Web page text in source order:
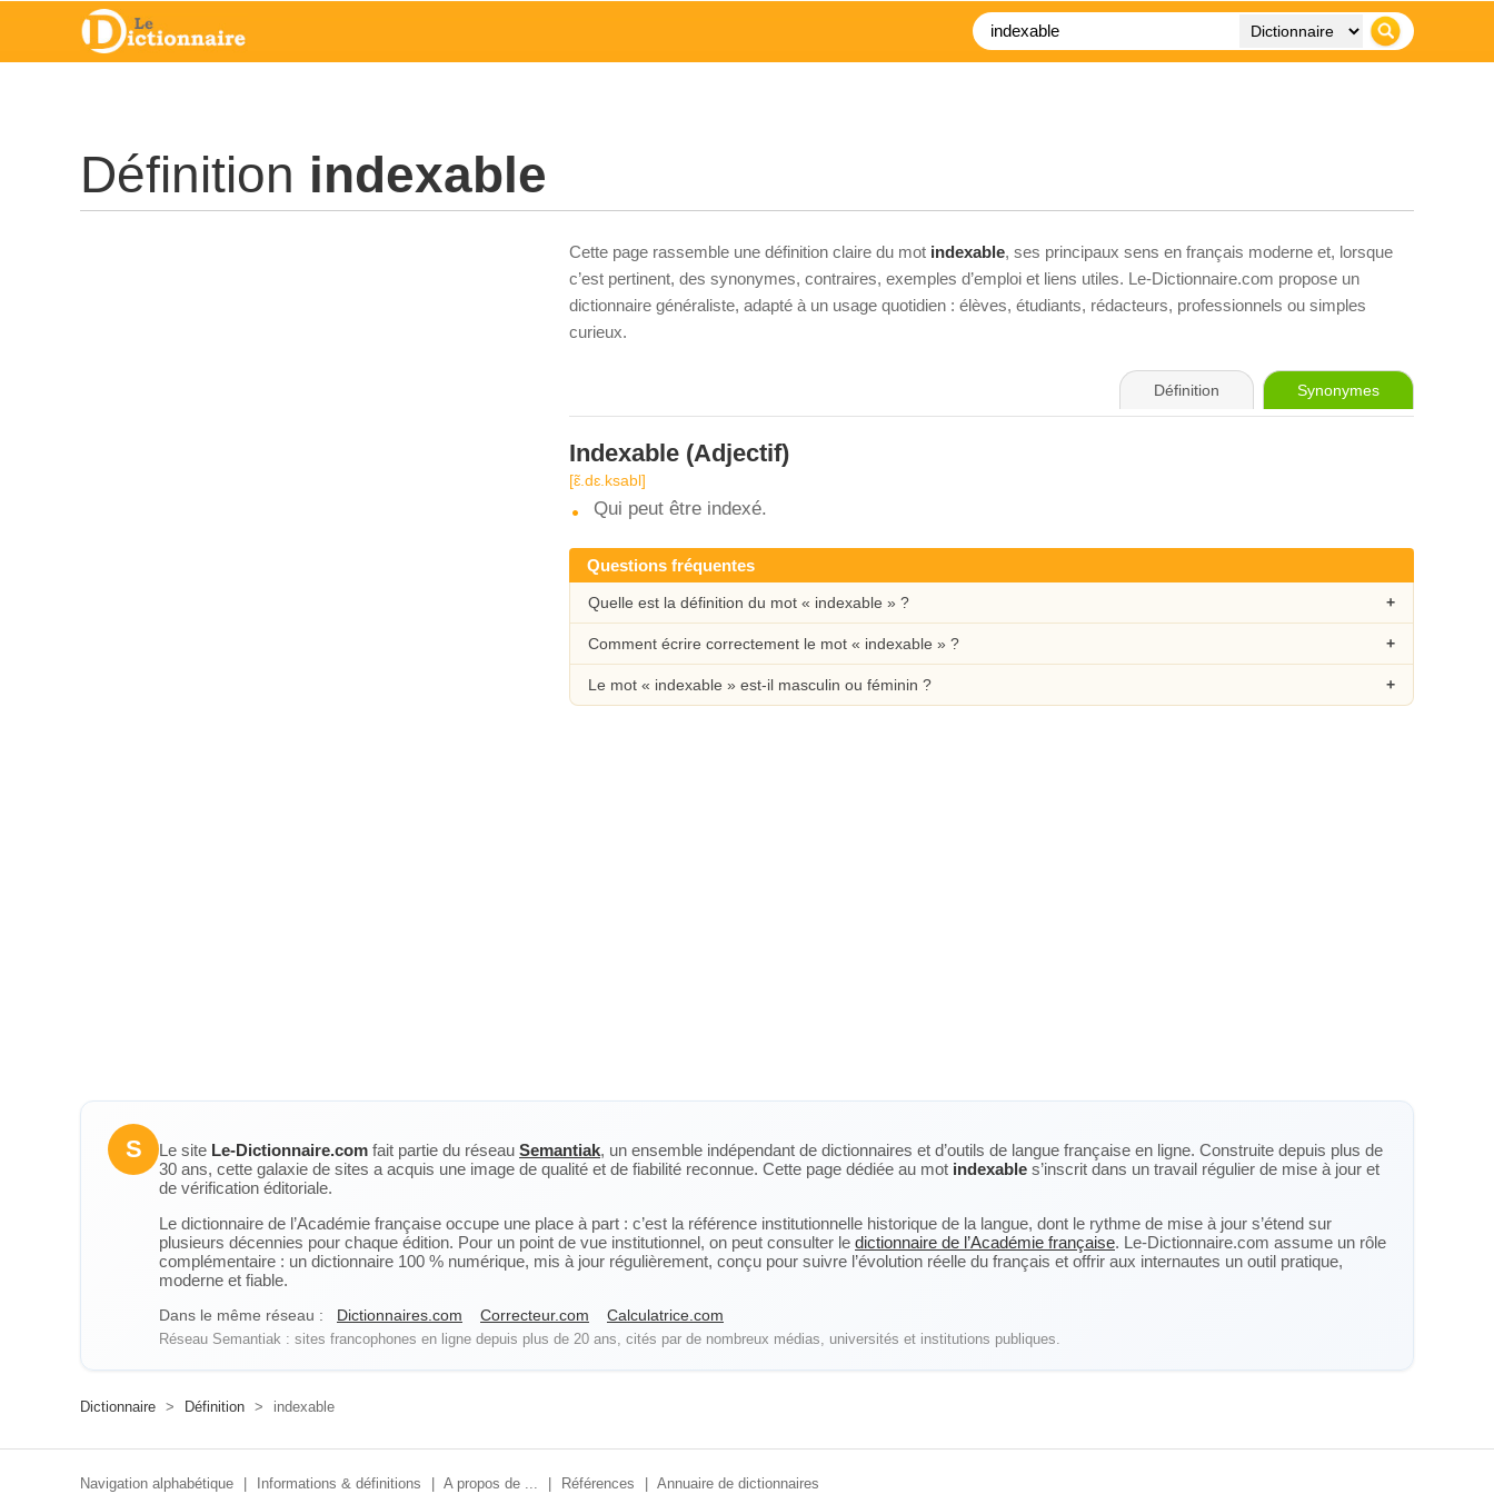
Définition indexable
Cette page rassemble une définition claire du mot indexable, ses principaux sens en français moderne et, lorsque
c’est pertinent, des synonymes, contraires, exemples d’emploi et liens utiles. Le-Dictionnaire.com propose un
dictionnaire généraliste, adapté à un usage quotidien : élèves, étudiants, rédacteurs, professionnels ou simples
curieux.
Définition Synonymes
Indexable (Adjectif)
[ɛ̃.dɛ.ksabl]
Qui peut être indexé.
Questions fréquentes
Quelle est la définition du mot « indexable » ?
Comment écrire correctement le mot « indexable » ?
Le mot « indexable » est-il masculin ou féminin ?
S Le site Le-Dictionnaire.com fait partie du réseau Semantiak, un ensemble indépendant de dictionnaires et d’outils de langue française en ligne. Construite depuis plus de
30 ans, cette galaxie de sites a acquis une image de qualité et de fiabilité reconnue. Cette page dédiée au mot indexable s’inscrit dans un travail régulier de mise à jour et
de vérification éditoriale.
Le dictionnaire de l’Académie française occupe une place à part : c’est la référence institutionnelle historique de la langue, dont le rythme de mise à jour s’étend sur
plusieurs décennies pour chaque édition. Pour un point de vue institutionnel, on peut consulter le dictionnaire de l’Académie française. Le-Dictionnaire.com assume un rôle
complémentaire : un dictionnaire 100 % numérique, mis à jour régulièrement, conçu pour suivre l’évolution réelle du français et offrir aux internautes un outil pratique,
moderne et fiable.
Dans le même réseau : Dictionnaires.com Correcteur.com Calculatrice.com
Réseau Semantiak : sites francophones en ligne depuis plus de 20 ans, cités par de nombreux médias, universités et institutions publiques.
Dictionnaire > Définition > indexable
Navigation alphabétique Informations & définitions A propos de ... Références Annuaire de dictionnaires